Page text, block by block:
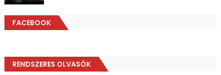
FACEBOOK
RENDSZERES OLVASÓK